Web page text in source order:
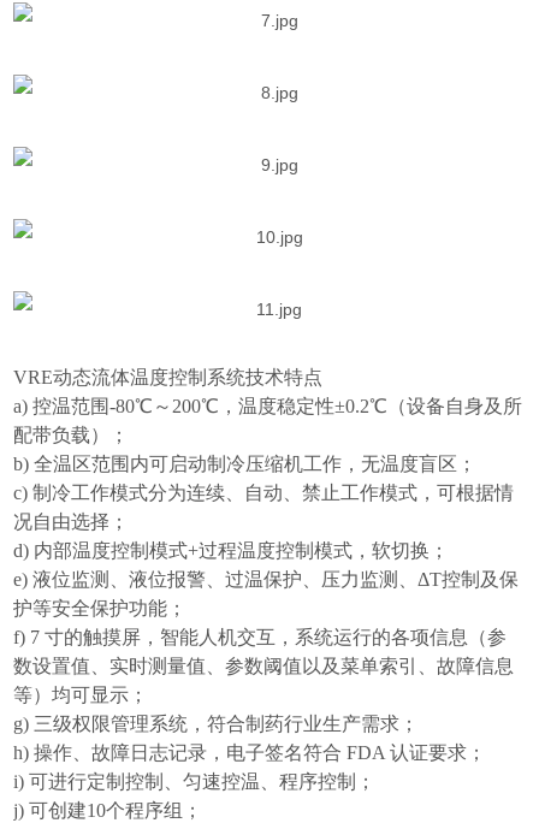
VRE动态流体温度控制系统技术特点
a)控温范围-80℃～ 200℃，温度稳定性±0.2℃（设备自身及所
配带负载）；
b)全温区范围内可启动制冷压缩机工作，无温度盲区；
c)制冷工作模式分为连续、自动、禁止工作模式，可根据情
况自由选择；
d) 内部温度控制模式+过程温度控制模式，软切换；
e)液位监测、液位报警、过温保护、压力监测、ΔT控制及保
护等安全保护功能；
f) 7寸的触摸屏，智能人机交互，系统运行的各项信息（参
数设置值、实时测量值、参数阈值以及菜单索引、故障信息
等）均可显示；
g) 三级权限管理系统，符合制药行业生产需求；
h)操作、故障日志记录，电子签名符合 FDA认证要求；
i)可进行定制控制、匀速控温、程序控制；
j)可创建10个程序组；